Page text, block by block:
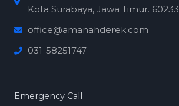
Kota Surabaya, Jawa Timur. 60233
office@amanahderek.com
031-58251747
Emergency Call